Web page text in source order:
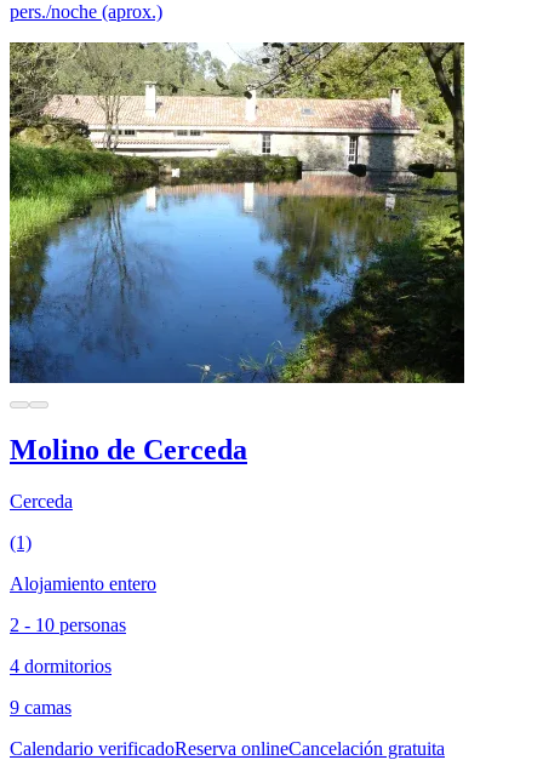
pers./noche (aprox.)
Molino de Cerceda
Cerceda
(1)
Alojamiento entero
2 - 10 personas
4 dormitorios
9 camas
Calendario verificadoReserva onlineCancelación gratuita